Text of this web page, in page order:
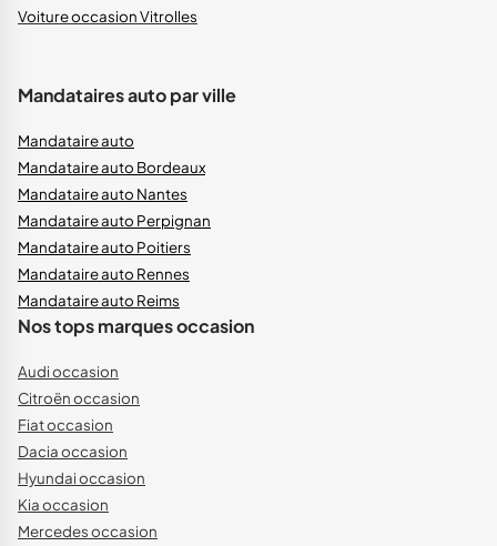
Voiture occasion Vitrolles
Mandataires auto par ville
Mandataire auto
Mandataire auto Bordeaux
Mandataire auto Nantes
Mandataire auto Perpignan
Mandataire auto Poitiers
Mandataire auto Rennes
Mandataire auto Reims
Nos tops marques occasion
Audi occasion
Citroën occasion
Fiat occasion
Dacia occasion
Hyundai occasion
Kia occasion
Mercedes occasion